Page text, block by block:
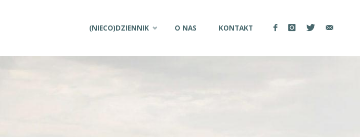
(NIECO)DZIENNIK O NAS KONTAKT